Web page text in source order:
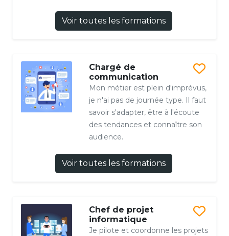
Voir toutes les formations
Chargé de
communication
Mon métier est plein d'imprévus,
je n'ai pas de journée type. Il faut
savoir s'adapter, être à l'écoute
des tendances et connaître son
audience.
Voir toutes les formations
Chef de projet
informatique
Je pilote et coordonne les projets